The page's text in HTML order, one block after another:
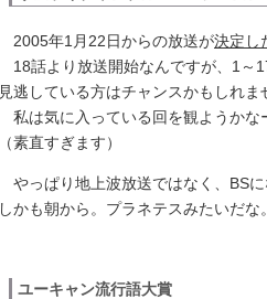
2005年1月22日からの放送が決定し
18話より放送開始なんですが、1～
見逃している方はチャンスかもしれま
私は気に入っている回を観ようかな
（素直すぎます）
やっぱり地上波放送ではなく、BSに
しかも朝から。プラネテスみたいだな。
ユーキャン流行語大賞